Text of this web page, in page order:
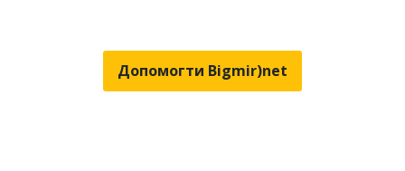
Допомогти Bigmir)net